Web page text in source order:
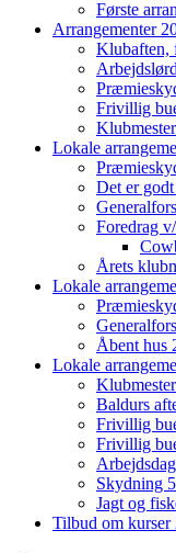
Første
Arrangementer
Klubaften,
Frivillig
Lokale
Det er
Foredrag
Årets
Lokale
Åbent hus
Lokale
Baldurs
Frivillig
Frivillig
Skydning
Jagt og
Tilbud om kurser